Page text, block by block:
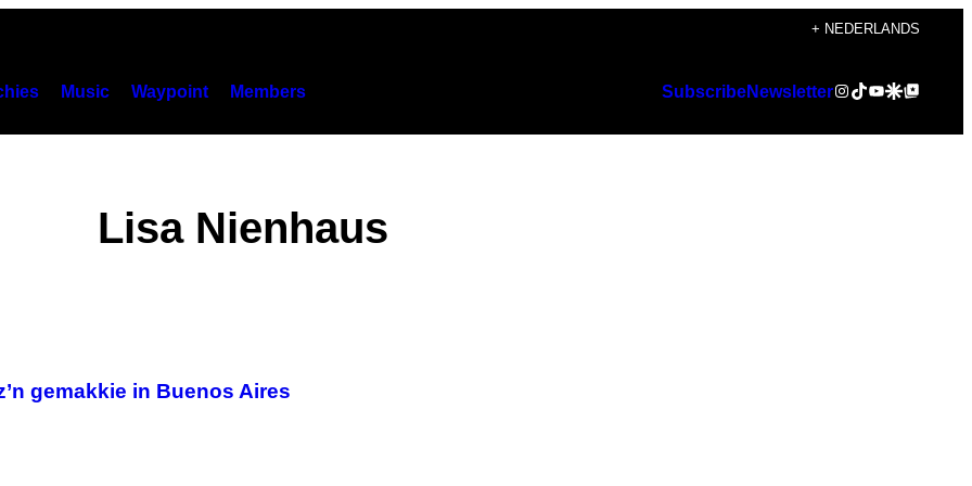
+ NEDERLANDS
Music Waypoint Members SubscribeNewsletterInstagram
TikTok
YouTube
Google Discover
Google Top Posts
Lisa Nienhaus
gemakkie in Buenos Aires